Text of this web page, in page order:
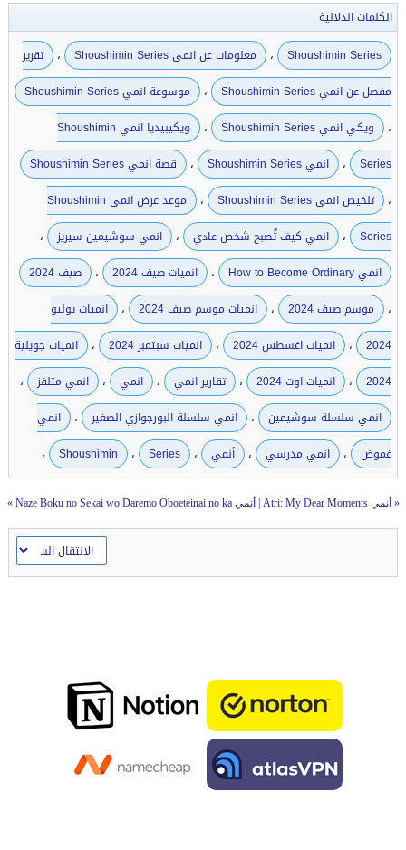
الكلمات الدلالية
Shoushimin Series
، معلومات عن انمي Shoushimin Series ،
تقرير
مفصل عن انمي Shoushimin Series
، موسوعة انمي Shoushimin Series
، ويكي انمي Shoushimin Series ،
ويكيبيديا انمي Shoushimin
Series
، انمي Shoushimin Series ، قصة انمي Shoushimin Series
، تلخيص انمي Shoushimin Series ،
موعد عرض انمي Shoushimin
Series
، انمي كيف تُصبح شخص عادي ، انمي سوشيمين سيريز ،
انمي How to Become Ordinary ، انميات صيف 2024 ، صيف 2024
، موسم صيف 2024 ، انميات موسم صيف 2024 ،
انميات يوليو
2024
، انميات اغسطس 2024 ، انميات سبتمبر 2024 ،
انميات جويلية
2024
، انميات اوت 2024 ، تقارير انمي ، انمي ، انمي متلفز ،
انمي سلسلة سوشيمين ، انمي سلسلة البورجوازي الصغير ،
انمي
غموض
، انمي مدرسي ، أنمي ، Shoushimin ، Series ،
« أنمي Atri: My Dear Moments أنمي Naze Boku no Sekai wo Daremo Oboeteinai no ka »